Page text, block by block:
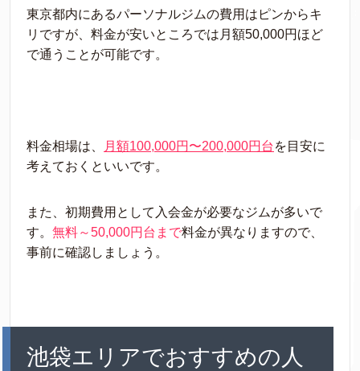
東京都内にあるパーソナルジムの費用はピンからキ
リですが、料金が安いところでは月額50,000円ほど
で通うことが可能です。
料金相場は、 月額100,000円〜200,000円台 を目安に
考えておくといいです。
また、初期費用として入会金が必要なジムが多いで
す。 無料～50,000円台まで料金が異なりますので、
事前に確認しましょう。
池袋エリアでおすすめの人